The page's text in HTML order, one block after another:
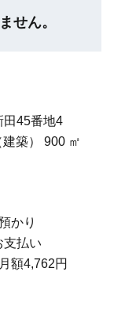
せん。
田45番地4
築） 900 ㎡
かり
支払い
額4,762円